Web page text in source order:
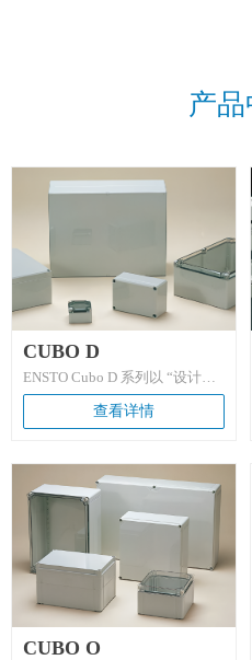
产
CUBO D
ENSTO Cubo D 系列以 “设计感
+ 轻量化” 为核心，IP66/67 防
护，ABS / 聚碳酸酯材质可选，
230×300×111mm，时尚外观搭
配 PCB 安装结构，适配小型电
子设备、仪器仪表接线，欧盟标
准认证，兼顾颜值与实用性。
查看详情
CUBO O